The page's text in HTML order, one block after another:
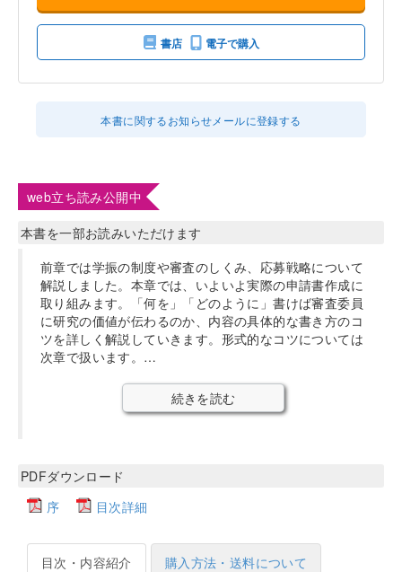
書店 電子で購入
本書に関するお知らせメールに登録する
web立ち読み公開中
本書を一部お読みいただけます
前章では学振の制度や審査のしくみ、応募戦略について
解説しました。本章では、いよいよ実際の申請書作成に
取り組みます。「何を」「どのように」書けば審査委員
に研究の価値が伝わるのか、内容の具体的な書き方のコ
ツを詳しく解説していきます。形式的なコツについては
次章で扱います。…
続きを読む
PDFダウンロード
序
目次詳細
目次・内容紹介 購入方法・送料について